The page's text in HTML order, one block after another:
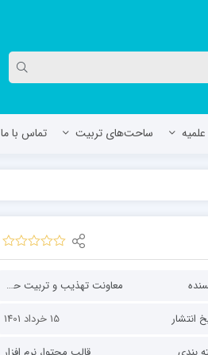
مدرسه علمیه المهدی (عج)/ آران و بیدگل
حوزه علمیه سفیران هدایت رهنان
مدرسه آیت الله العظمی گلپایگانی ره
ساحت‌های تربیت تماس با ما
معاونت تهذیب و تربیت حوزه‌های علمیه
انتشار
15 خرداد 1401